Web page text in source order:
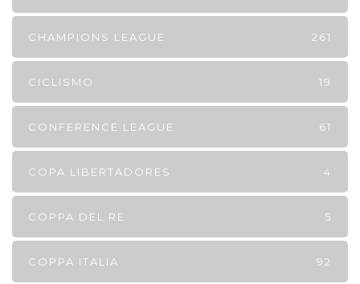
CHAMPIONS LEAGUE 261
CICLISMO 19
CONFERENCE LEAGUE 61
COPA LIBERTADORES 4
COPPA DEL RE 5
COPPA ITALIA 92